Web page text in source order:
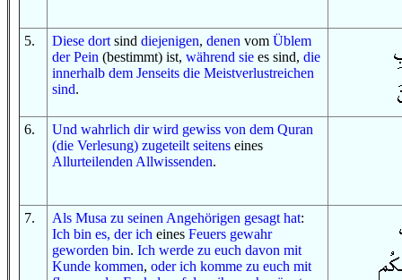
5. Diese dort sind diejenigen, denen vom Üblem
der Pein (bestimmt) ist, während sie es sind, die
innerhalb dem Jenseits die Meistverlustreichen
sind.
6. Und wahrlich dir wird gewiss von dem Quran
(die Verlesung) zugeteilt seitens eines
Allurteilenden Allwissenden.
7. Als Musa zu seinen Angehörigen gesagt hat:
Ich bin es, der ich eines Feuers gewahr
geworden bin. Ich werde zu euch davon mit
Kunde kommen, oder ich komme zu euch mit